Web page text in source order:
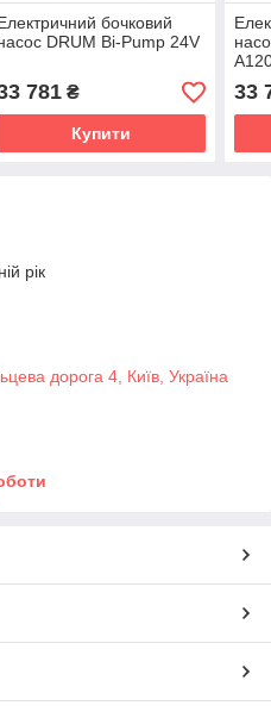
бочковий
DRUM Bi-Pump 24V
781₴
Купити
33
рік
дорога 4, Київ, Україна